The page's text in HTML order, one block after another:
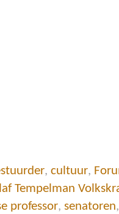
, cultuur,
Tempelman
professor, senatoren